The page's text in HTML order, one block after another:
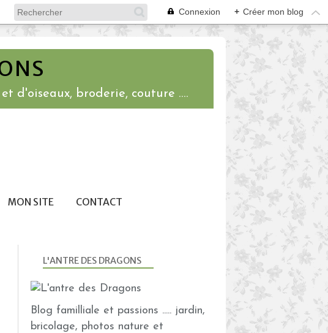
Connexion + Créer mon blog
d'oiseaux, broderie, couture ....
MON SITE CONTACT
L'ANTRE DES DRAGONS
Blog familliale et passions ..... jardin,
bricolage, photos nature et